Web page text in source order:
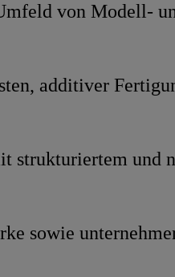
von Modell-
additiver
strukturiertem und
sowie